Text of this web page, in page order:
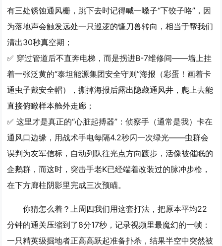
有三处锈蚀通风栅，跳下去时记得喊一嗓子“下饺子咯”，因
为落地声会触发远处一只巡逻的镰刀兽转向，相当于帮我们
清出30秒真空期；
✅ 穿过管道后不直奔电梯，而是拐进B-7维修间——墙上挂
着一张泛黄的“泰坦能源集团安全守则”海报（彩蛋！画着卡
通虫子戴安全帽），撕掉海报后露出隐藏通风井，爬上去能
直接俯瞰样本舱外走廊；
✅ 这里才是真正的“心脏起搏器”：侦察手（通常是我）卡在
通风口边缘，用战术手电每隔4.2秒闪一次绿光——虫群会
误判为友军信标，自动列队往光点方向踱步，活像被催眠的
企鹅群，而这时，突击手老K已经端着改装过的脉冲步枪，
在下方廊柱阴影里完成三次预瞄。
你猜怎么着？上周四我们用这套打法，把原本平均22
分钟的通关压缩到了8分17秒 ，记录视频里最魔幻的一帧：
一只精英级掘地者正高高跃起准备扑杀，结果半空中突然被